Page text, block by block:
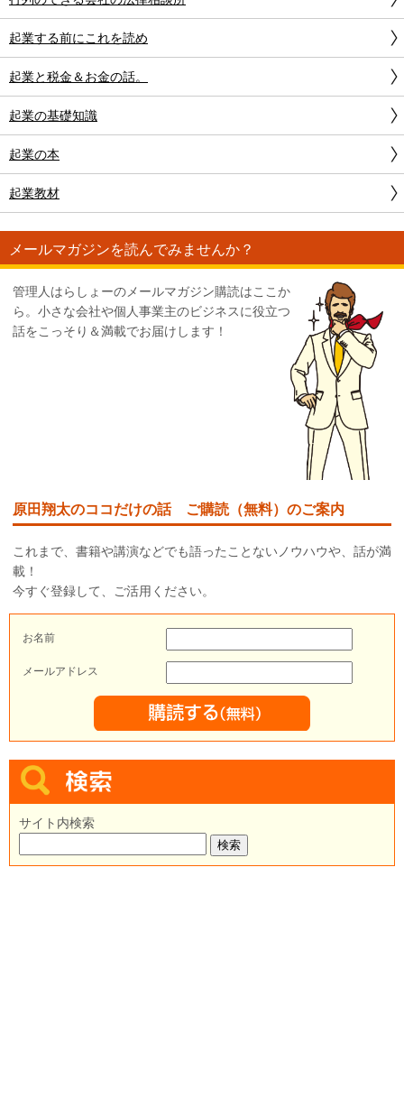
起業する前にこれを読め
起業と税金＆お金の話。
起業の基礎知識
起業の本
起業教材
メールマガジンを読んでみませんか？
管理人はらしょーのメールマガジン購読はここか
ら。小さな会社や個人事業主のビジネスに役立つ
話をこっそり＆満載でお届けします！
原田翔太のココだけの話 ご購読（無料）のご案内
これまで、書籍や講演などでも語ったことないノウハウや、話が満
載！
今すぐ登録して、ご活用ください。
お名前
メールアドレス
サイト内検索